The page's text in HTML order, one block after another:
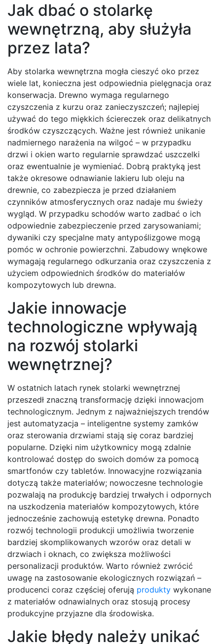
Jak dbać o stolarkę
wewnętrzną, aby służyła
przez lata?
Aby stolarka wewnętrzna mogła cieszyć oko przez
wiele lat, konieczna jest odpowiednia pielęgnacja oraz
konserwacja. Drewno wymaga regularnego
czyszczenia z kurzu oraz zanieczyszczeń; najlepiej
używać do tego miękkich ściereczek oraz delikatnych
środków czyszczących. Ważne jest również unikanie
nadmiernego narażenia na wilgoć – w przypadku
drzwi i okien warto regularnie sprawdzać uszczelki
oraz ewentualnie je wymieniać. Dobrą praktyką jest
także okresowe odnawianie lakieru lub oleju na
drewnie, co zabezpiecza je przed działaniem
czynników atmosferycznych oraz nadaje mu świeży
wygląd. W przypadku schodów warto zadbać o ich
odpowiednie zabezpieczenie przed zarysowaniami;
dywaniki czy specjalne maty antypoślizgowe mogą
pomóc w ochronie powierzchni. Zabudowy wnękowe
wymagają regularnego odkurzania oraz czyszczenia z
użyciem odpowiednich środków do materiałów
kompozytowych lub drewna.
Jakie innowacje
technologiczne wpływają
na rozwój stolarki
wewnętrznej?
W ostatnich latach rynek stolarki wewnętrznej
przeszedł znaczną transformację dzięki innowacjom
technologicznym. Jednym z najważniejszych trendów
jest automatyzacja – inteligentne systemy zamków
oraz sterowania drzwiami stają się coraz bardziej
popularne. Dzięki nim użytkownicy mogą zdalnie
kontrolować dostęp do swoich domów za pomocą
smartfonów czy tabletów. Innowacyjne rozwiązania
dotyczą także materiałów; nowoczesne technologie
pozwalają na produkcję bardziej trwałych i odpornych
na uszkodzenia materiałów kompozytowych, które
jednocześnie zachowują estetykę drewna. Ponadto
rozwój technologii produkcji umożliwia tworzenie
bardziej skomplikowanych wzorów oraz detali w
drzwiach i oknach, co zwiększa możliwości
personalizacji produktów. Warto również zwrócić
uwagę na zastosowanie ekologicznych rozwiązań –
producenci coraz częściej oferują produkty wykonane
z materiałów odnawialnych oraz stosują procesy
produkcyjne przyjazne dla środowiska.
Jakie błędy należy unikać